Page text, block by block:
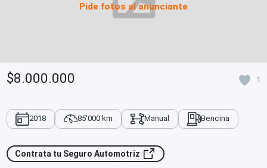
Pide fotos al anunciante
$8.000.000 1
2018 85'000 km Manual Bencina
Contrata tu Seguro Automotriz